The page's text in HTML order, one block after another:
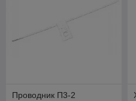
Проводник П3-2